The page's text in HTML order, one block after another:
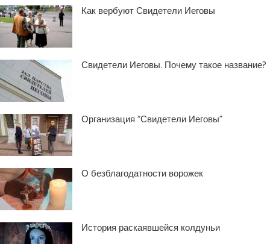
Как вербуют Свидетели Иеговы
Свидетели Иеговы. Почему такое название?
Организация “Свидетели Иеговы”
О безблагодатности ворожек
История раскаявшейся колдуньи